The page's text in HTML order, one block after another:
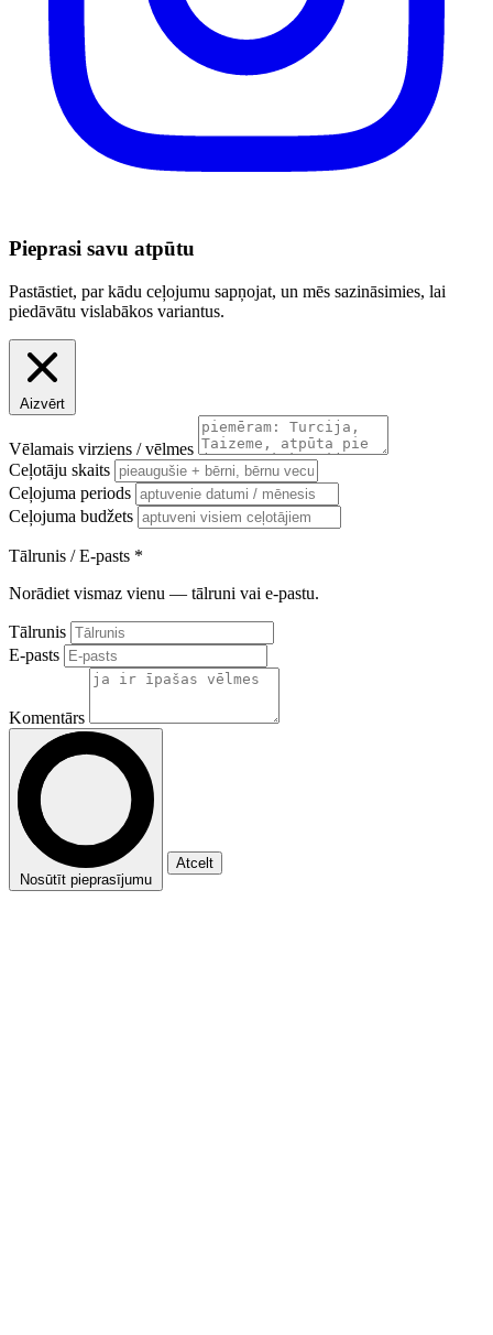
Pieprasi savu atpūtu
Pastāstiet, par kādu ceļojumu sapņojat, un mēs sazināsimies, lai
piedāvātu vislabākos variantus.
Aizvērt
Vēlamais virziens / vēlmes
Ceļotāju skaits
Ceļojuma periods
Ceļojuma budžets
Tālrunis / E-pasts *
Norādiet vismaz vienu — tālruni vai e-pastu.
Tālrunis
E-pasts
Komentārs
Nosūtīt pieprasījumu
Atcelt